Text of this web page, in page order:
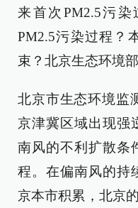
来首次PM2.5污
PM2.5污染过程？
束？北京生态环境
北京市生态环境监
京津冀区域出现强
南风的不利扩散条
程。在偏南风的持
京本市积累，北京